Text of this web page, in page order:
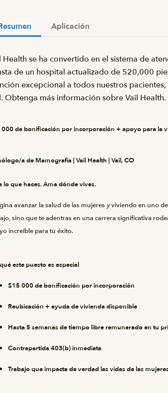
Aplicación
Health se ha convertido en el sistema de
de un hospital actualizado de 520,000
excepcional a todos nuestros
Obtenga más información sobre Vail Health.
de bonificación por incorporación + apoyo para la
a de Mamografía | Vail Health | Vail, CO
lo que haces. Ama dónde vives.
avanzar la salud de las mujeres yviviendo en uno de
sino que te adentras en una carrera significativa
increíble para tu éxito.
este puesto es especial
$15 000 de bonificación por incorporación
Reubicación + ayuda de vivienda disponible
Hasta 5 semanas de tiempo libre remunerado en tu
Contrapartida 403(b) inmediata
Trabajo que impacta de verdad las vidas de las